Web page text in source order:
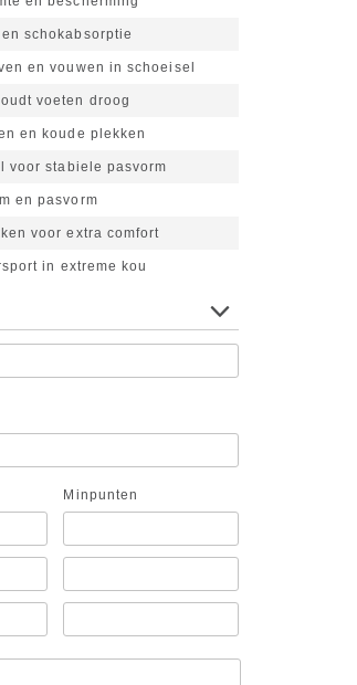
schokabsorptie
en vouwen in schoeisel
voeten droog
en koude plekken
voor stabiele pasvorm
en pasvorm
voor extra comfort
in extreme kou
Minpunten